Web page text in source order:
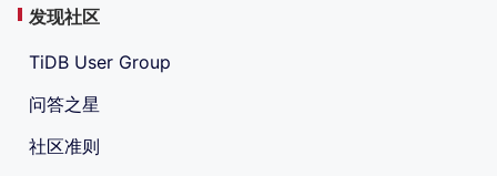
发现社区
TiDB User Group
问答之星
社区准则